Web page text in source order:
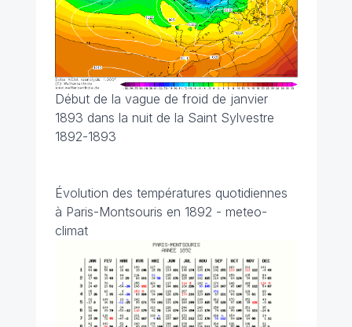
Début de la vague de froid de janvier
1893 dans la nuit de la Saint Sylvestre
1892-1893
Évolution des températures quotidiennes
à Paris-Montsouris en 1892 - meteo-
climat